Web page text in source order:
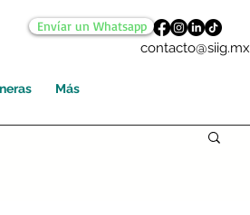
Más
contacto@siig.mx
Envíar un Whatsapp